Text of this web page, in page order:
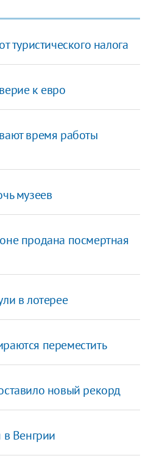
туристического налога
к евро
время работы
музеев
продана посмертная
в лотерее
переместить
новый рекорд
в Венгрии